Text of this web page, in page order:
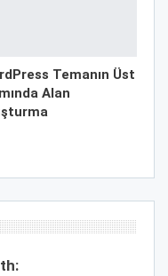
Temanın Üst
Alan